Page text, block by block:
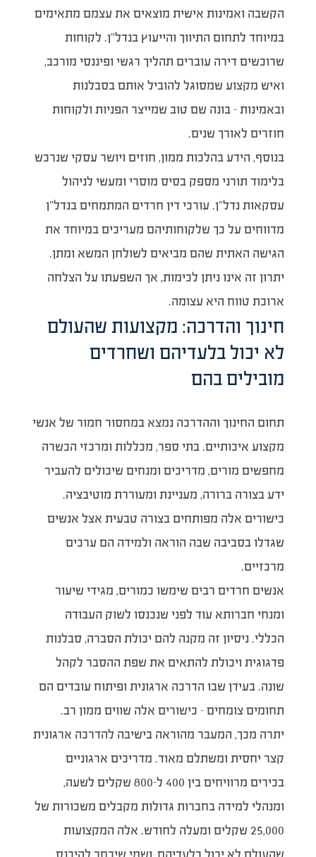
הקשבה ואמינות אישית מוצאים את עצמם מתאימים
במיוחד לתחום התיווך והייעוץ בנדל”ן. לקוחות
שרוכשים דירה עוברים תהליך רגשי ופיננסי מורכב,
ואיש מקצוע שמסוגל להוביל אותם בסבלנות
ובאמינות – בונה שם טוב שמייצר הפניות ולקוחות
חוזרים לאורך שנים.
בנוסף, הידע בהלכות ממון, חוזים ויושר עסקי שנרכש
בלימוד תורני מספק בסיס מוסרי ומעשי לניהול
עסקאות נדל”ן. עורכי דין חרדים המתמחים בנדל”ן
מדווחים על כך שלקוחותיהם מעריכים במיוחד את
הגישה האתית שהם מביאים לשולחן המשא ומתן.
יתרון זה אינו ניתן לכימות, אך השפעתו על הצלחה
ארוכת טווח היא עצומה.
חינוך והדרכה: מקצועות שהעולם
לא יכול בלעדיהם ושחרדים
מובילים בהם
תחום החינוך וההדרכה נמצא במחסור חמור של אנשי
מקצוע איכותיים. בתי ספר, מכללות ומרכזי הכשרה
מחפשים מורים, מדריכים ומנחים שיכולים להעביר
ידע בצורה ברורה, מעניינת ומעוררת מוטיבציה.
כישורים אלה מפותחים בצורה טבעית אצל אנשים
שגדלו בסביבה שבה הוראה ולמידה הם ערכים
מרכזיים.
אנשים חרדים רבים שימשו כמורים, מגידי שיעור
ומנחי חברותא עוד לפני שנכנסו לשוק העבודה
הכללי. ניסיון זה מקנה להם יכולת הסברה, סבלנות
פדגוגית ויכולת להתאים את שפת ההסבר לקהל
שונה. בעידן שבו הדרכה ארגונית ופיתוח עובדים הם
תחומים צומחים – כישורים אלה שווים ממון רב.
יתרה מכך, המעבר מהוראה בישיבה להדרכה ארגונית
קצר יחסית ומשתלם מאוד. מדריכים ארגוניים
בכירים מרוויחים בין 400 ל-800 שקלים לשעה,
ומנהלי למידה בחברות גדולות מקבלים משכורות של
25,000 שקלים ומעלה לחודש. אלה המקצועות